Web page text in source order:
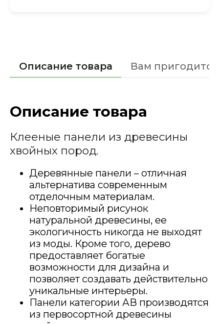
Описание товара Вам пригодится
Описание товара
Клееные панели из древесины
хвойных пород.
Деревянные панели – отличная
альтернатива современным
отделочным материалам.
Неповторимый рисунок
натуральной древесины, ее
экологичность никогда не выходят
из моды. Кроме того, дерево
предоставляет богатые
возможности для дизайна и
позволяет создавать действительно
уникальные интерьеры.
Панели категории АВ производятся
из первосортной древесины